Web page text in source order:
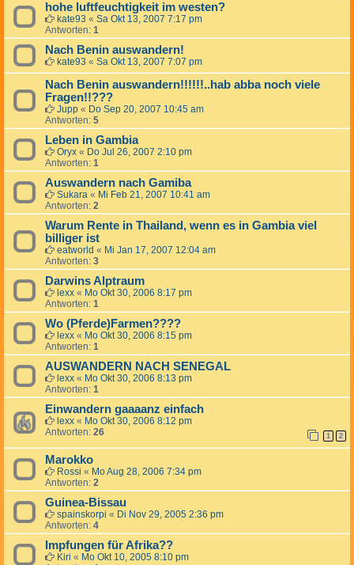
hohe luftfeuchtigkeit im westen?
kate93 « Sa Okt 13, 2007 7:17 pm
Antworten: 1
Nach Benin auswandern!
kate93 « Sa Okt 13, 2007 7:07 pm
Nach Benin auswandern!!!!!!..hab abba noch viele
Fragen!!???
Jupp « Do Sep 20, 2007 10:45 am
Antworten: 5
Leben in Gambia
Oryx « Do Jul 26, 2007 2:10 pm
Antworten: 1
Auswandern nach Gamiba
Sukara « Mi Feb 21, 2007 10:41 am
Antworten: 2
Warum Rente in Thailand, wenn es in Gambia viel
billiger ist
eatworld « Mi Jan 17, 2007 12:04 am
Antworten: 3
Darwins Alptraum
lexx « Mo Okt 30, 2006 8:17 pm
Antworten: 1
Wo (Pferde)Farmen????
lexx « Mo Okt 30, 2006 8:15 pm
Antworten: 1
AUSWANDERN NACH SENEGAL
lexx « Mo Okt 30, 2006 8:13 pm
Antworten: 1
Einwandern gaaaanz einfach
lexx « Mo Okt 30, 2006 8:12 pm
Antworten: 26 1 2
Marokko
Rossi « Mo Aug 28, 2006 7:34 pm
Antworten: 2
Guinea-Bissau
spainskorpi « Di Nov 29, 2005 2:36 pm
Antworten: 4
Impfungen für Afrika??
Kiri « Mo Okt 10, 2005 8:10 pm